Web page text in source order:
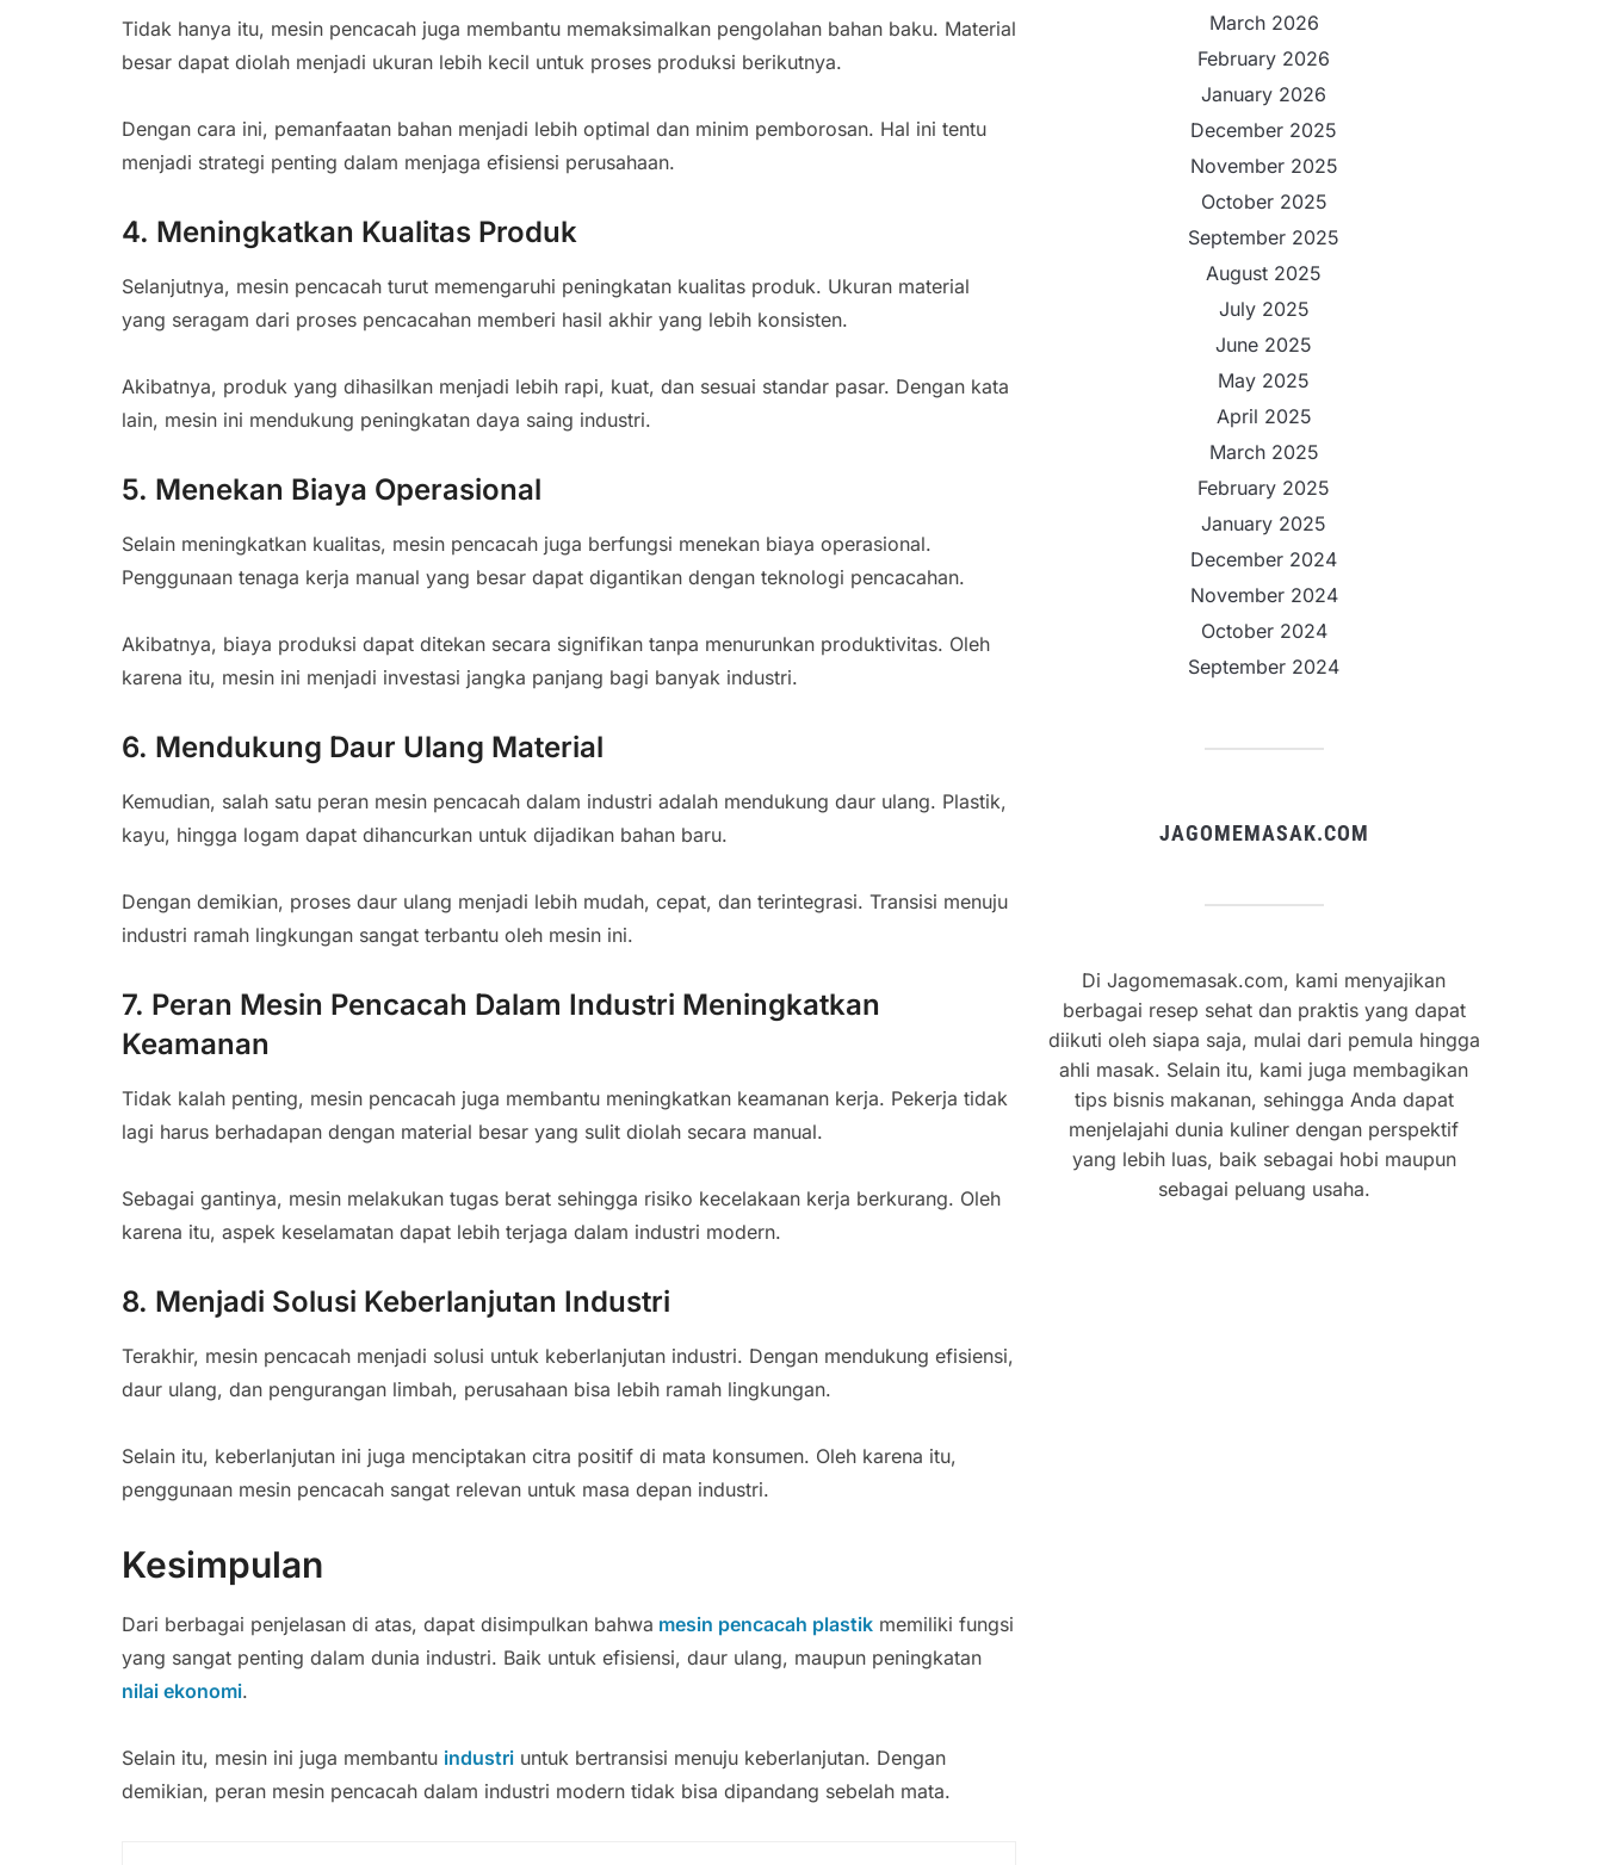
Tidak hanya itu, mesin pencacah juga membantu memaksimalkan pengolahan bahan baku. Material
besar dapat diolah menjadi ukuran lebih kecil untuk proses produksi berikutnya.
Dengan cara ini, pemanfaatan bahan menjadi lebih optimal dan minim pemborosan. Hal ini tentu
menjadi strategi penting dalam menjaga efisiensi perusahaan.
4. Meningkatkan Kualitas Produk
Selanjutnya, mesin pencacah turut memengaruhi peningkatan kualitas produk. Ukuran material
yang seragam dari proses pencacahan memberi hasil akhir yang lebih konsisten.
Akibatnya, produk yang dihasilkan menjadi lebih rapi, kuat, dan sesuai standar pasar. Dengan kata
lain, mesin ini mendukung peningkatan daya saing industri.
5. Menekan Biaya Operasional
Selain meningkatkan kualitas, mesin pencacah juga berfungsi menekan biaya operasional.
Penggunaan tenaga kerja manual yang besar dapat digantikan dengan teknologi pencacahan.
Akibatnya, biaya produksi dapat ditekan secara signifikan tanpa menurunkan produktivitas. Oleh
karena itu, mesin ini menjadi investasi jangka panjang bagi banyak industri.
6. Mendukung Daur Ulang Material
Kemudian, salah satu peran mesin pencacah dalam industri adalah mendukung daur ulang. Plastik,
kayu, hingga logam dapat dihancurkan untuk dijadikan bahan baru.
Dengan demikian, proses daur ulang menjadi lebih mudah, cepat, dan terintegrasi. Transisi menuju
industri ramah lingkungan sangat terbantu oleh mesin ini.
7. Peran Mesin Pencacah Dalam Industri Meningkatkan
Keamanan
Tidak kalah penting, mesin pencacah juga membantu meningkatkan keamanan kerja. Pekerja tidak
lagi harus berhadapan dengan material besar yang sulit diolah secara manual.
Sebagai gantinya, mesin melakukan tugas berat sehingga risiko kecelakaan kerja berkurang. Oleh
karena itu, aspek keselamatan dapat lebih terjaga dalam industri modern.
8. Menjadi Solusi Keberlanjutan Industri
Terakhir, mesin pencacah menjadi solusi untuk keberlanjutan industri. Dengan mendukung efisiensi,
daur ulang, dan pengurangan limbah, perusahaan bisa lebih ramah lingkungan.
Selain itu, keberlanjutan ini juga menciptakan citra positif di mata konsumen. Oleh karena itu,
penggunaan mesin pencacah sangat relevan untuk masa depan industri.
Kesimpulan
Dari berbagai penjelasan di atas, dapat disimpulkan bahwa mesin pencacah plastik memiliki fungsi
yang sangat penting dalam dunia industri. Baik untuk efisiensi, daur ulang, maupun peningkatan
nilai ekonomi.
Selain itu, mesin ini juga membantu industri untuk bertransisi menuju keberlanjutan. Dengan
demikian, peran mesin pencacah dalam industri modern tidak bisa dipandang sebelah mata.
March 2026
February 2026
January 2026
December 2025
November 2025
October 2025
September 2025
August 2025
July 2025
June 2025
May 2025
April 2025
March 2025
February 2025
January 2025
December 2024
November 2024
October 2024
September 2024
JAGOMEMASAK.COM
Di Jagomemasak.com, kami menyajikan
berbagai resep sehat dan praktis yang dapat
diikuti oleh siapa saja, mulai dari pemula hingga
ahli masak. Selain itu, kami juga membagikan
tips bisnis makanan, sehingga Anda dapat
menjelajahi dunia kuliner dengan perspektif
yang lebih luas, baik sebagai hobi maupun
sebagai peluang usaha.